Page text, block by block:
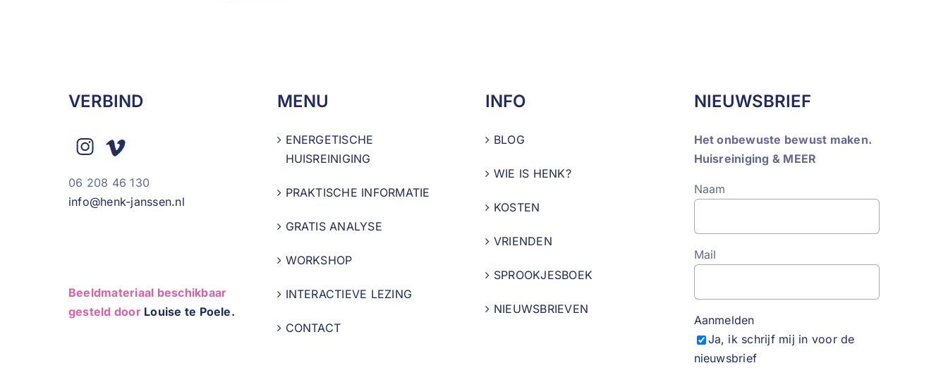
VERBIND
06 208 46 130
info@henk-janssen.nl
Beeldmateriaal beschikbaar
gesteld door Louise te Poele.
MENU
ENERGETISCHE
HUISREINIGING
PRAKTISCHE INFORMATIE
GRATIS ANALYSE
WORKSHOP
INTERACTIEVE LEZING
CONTACT
INFO
BLOG
WIE IS HENK?
KOSTEN
VRIENDEN
SPROOKJESBOEK
NIEUWSBRIEVEN
NIEUWSBRIEF
Het onbewuste bewust maken.
Huisreiniging & MEER
Naam
Mail
Aanmelden
Ja, ik schrijf mij in voor de
nieuwsbrief